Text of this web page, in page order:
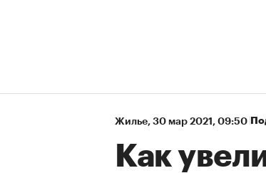
Жилье⁠, 30 мар 2021, 09:50
Как